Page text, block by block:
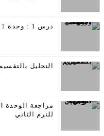
درس 1 : وحدة 1 : التناسب - للصف الاول الاعدادي
التحليل
مراجعة الوحدة
للترم الثاني